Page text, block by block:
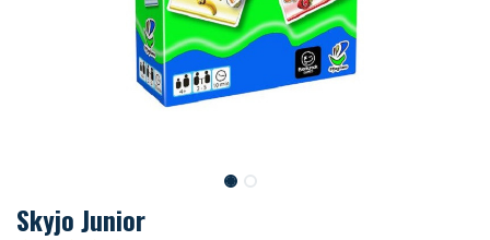
Skyjo Junior